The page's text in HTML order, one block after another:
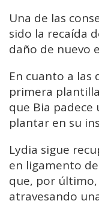
Una de las
sido la recaída
daño de nuevo
En cuanto a las
primera
que Bia padece
plantar en su
Lydia sigue
en ligamento
que, por último,
atravesando